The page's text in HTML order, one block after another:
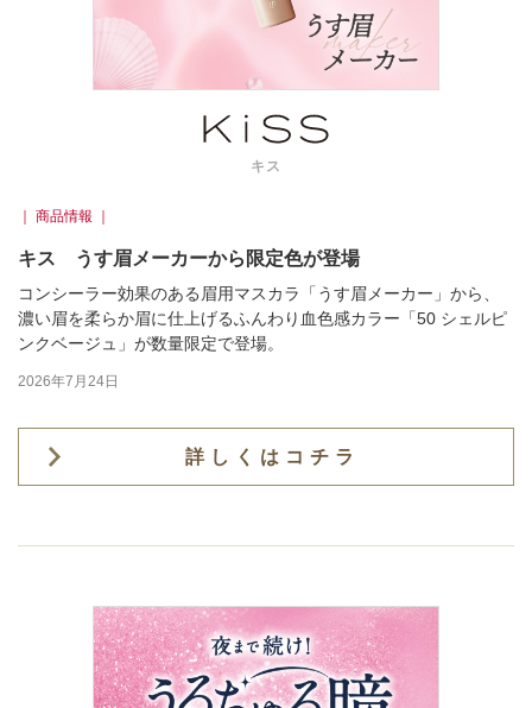
キス
｜ 商品情報 ｜
キス うす眉メーカーから限定色が登場
コンシーラー効果のある眉用マスカラ「うす眉メーカー」から、
濃い眉を柔らか眉に仕上げるふんわり血色感カラー「50 シェルピ
ンクベージュ」が数量限定で登場。
2026年7月24日
詳しくはコチラ